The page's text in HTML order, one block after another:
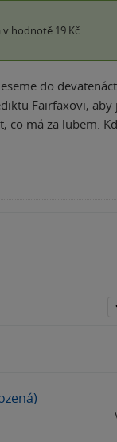
v hodnotě 19 Kč
do
Fairfaxovi,
co má za lubem.